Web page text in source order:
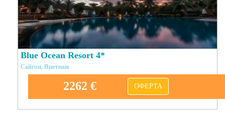
Blue Ocean Resort 4*
Сайгон, Виетнам
2262 € ОФЕРТА